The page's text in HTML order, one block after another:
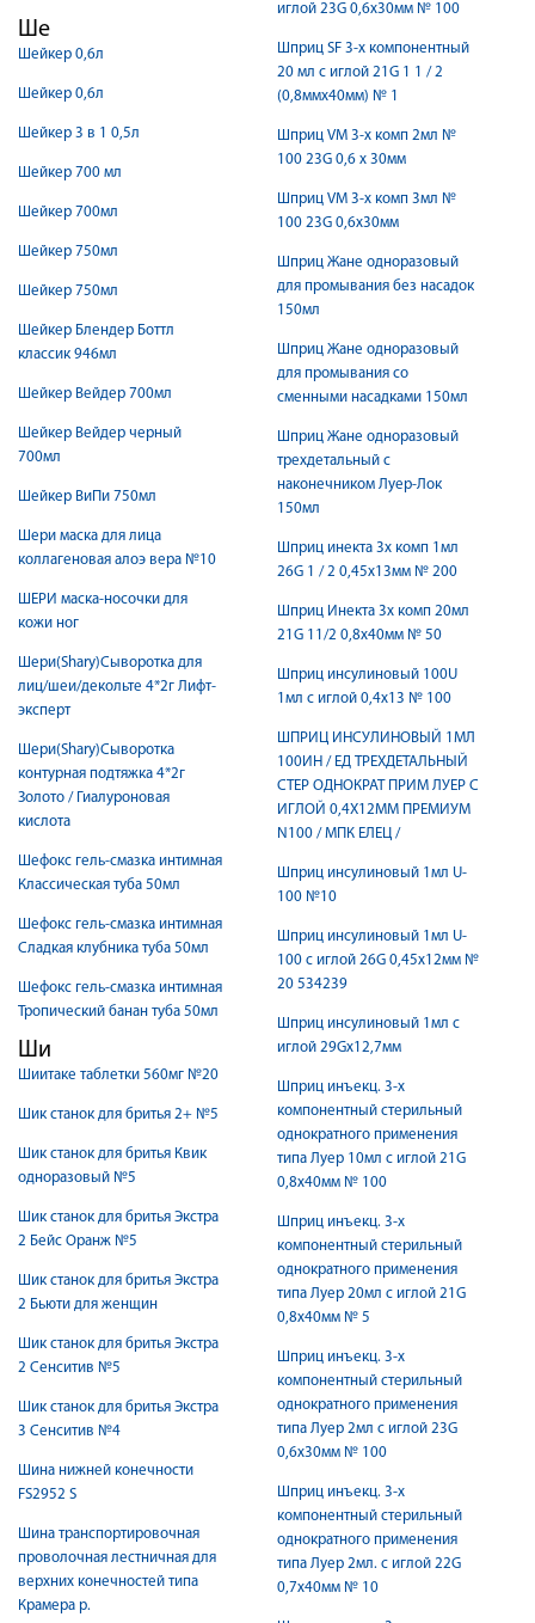
Ше
Шейкер 0,6л
Шейкер 0,6л
Шейкер 3 в 1 0,5л
Шейкер 700 мл
Шейкер 700мл
Шейкер 750мл
Шейкер 750мл
Шейкер Блендер Боттл
классик 946мл
Шейкер Вейдер 700мл
Шейкер Вейдер черный
700мл
Шейкер ВиПи 750мл
Шери маска для лица
коллагеновая алоэ вера №10
ШЕРИ маска-носочки для
кожи ног
Шери(Shary)Сыворотка для
лиц/шеи/декольте 4*2г Лифт-
эксперт
Шери(Shary)Сыворотка
контурная подтяжка 4*2г
Золото / Гиалуроновая
кислота
Шефокс гель-смазка интимная
Классическая туба 50мл
Шефокс гель-смазка интимная
Сладкая клубника туба 50мл
Шефокс гель-смазка интимная
Тропический банан туба 50мл
Ши
Шиитаке таблетки 560мг №20
Шик станок для бритья 2+ №5
Шик станок для бритья Квик
одноразовый №5
Шик станок для бритья Экстра
2 Бейс Оранж №5
Шик станок для бритья Экстра
2 Бьюти для женщин
Шик станок для бритья Экстра
2 Сенситив №5
Шик станок для бритья Экстра
3 Сенситив №4
Шина нижней конечности
FS2952 S
Шина транспортировочная
проволочная лестничная для
верхних конечностей типа
Крамера р.
иглой 23G 0,6x30мм № 100
Шприц SF 3-х компонентный
20 мл с иглой 21G 1 1 / 2
(0,8ммx40мм) № 1
Шприц VM 3-х комп 2мл №
100 23G 0,6 x 30мм
Шприц VM 3-х комп 3мл №
100 23G 0,6x30мм
Шприц Жане одноразовый
для промывания без насадок
150мл
Шприц Жане одноразовый
для промывания со
сменными насадками 150мл
Шприц Жане одноразовый
трехдетальный с
наконечником Луер-Лок
150мл
Шприц инекта 3х комп 1мл
26G 1 / 2 0,45х13мм № 200
Шприц Инекта 3х комп 20мл
21G 11/2 0,8х40мм № 50
Шприц инсулиновый 100U
1мл с иглой 0,4х13 № 100
ШПРИЦ ИНСУЛИНОВЫЙ 1МЛ
100ИН / ЕД ТРЕХДЕТАЛЬНЫЙ
СТЕР ОДНОКРАТ ПРИМ ЛУЕР C
ИГЛОЙ 0,4Х12ММ ПРЕМИУМ
N100 / МПК ЕЛЕЦ /
Шприц инсулиновый 1мл U-
100 №10
Шприц инсулиновый 1мл U-
100 с иглой 26G 0,45x12мм №
20 534239
Шприц инсулиновый 1мл с
иглой 29Gx12,7мм
Шприц инъекц. 3-х
компонентный стерильный
однократного применения
типа Луер 10мл с иглой 21G
0,8х40мм № 100
Шприц инъекц. 3-х
компонентный стерильный
однократного применения
типа Луер 20мл с иглой 21G
0,8х40мм № 5
Шприц инъекц. 3-х
компонентный стерильный
однократного применения
типа Луер 2мл с иглой 23G
0,6х30мм № 100
Шприц инъекц. 3-х
компонентный стерильный
однократного применения
типа Луер 2мл. с иглой 22G
0,7х40мм № 10